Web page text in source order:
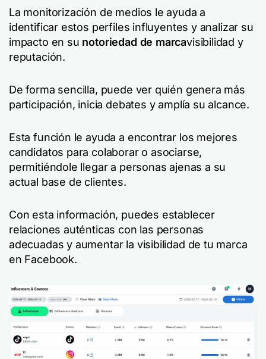
La monitorización de medios le ayuda a
identificar estos perfiles influyentes y analizar su
impacto en su notoriedad de marcavisibilidad y
reputación.
De forma sencilla, puede ver quién genera más
participación, inicia debates y amplía su alcance.
Esta función le ayuda a encontrar los mejores
candidatos para colaborar o asociarse,
permitiéndole llegar a personas ajenas a su
actual base de clientes.
Con esta información, puedes establecer
relaciones auténticas con las personas
adecuadas y aumentar la visibilidad de tu marca
en Facebook.